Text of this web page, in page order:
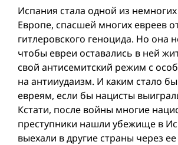
Испания стала одной из
Европе, спасшей многих евреев
гитлеровского геноцида. Но она
чтобы евреи оставались в ней
свой антисемитский режим с
на антииудаизм. И каким стало
евреям, если бы нацисты
Кстати, после вой­ны многие
преступники нашли убежище в
выехали в другие страны через